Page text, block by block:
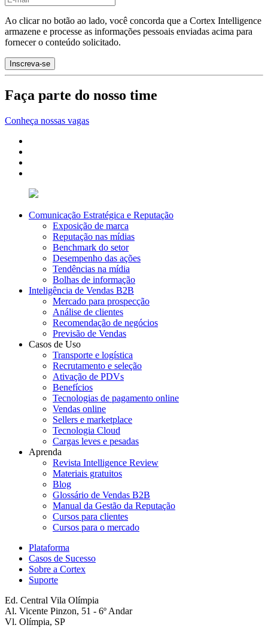
Ao clicar no botão ao lado, você concorda que a Cortex Intelligence
armazene e processe as informações pessoais enviadas acima para
fornecer o conteúdo solicitado.
Faça parte do nosso time
Conheça nossas vagas
Comunicação Estratégica e Reputação
Exposição de marca
Reputação nas mídias
Benchmark do setor
Desempenho das ações
Tendências na mídia
Bolhas de informação
Inteligência de Vendas B2B
Mercado para prospecção
Análise de clientes
Recomendação de negócios
Previsão de Vendas
Casos de Uso
Transporte e logística
Recrutamento e seleção
Ativação de PDVs
Benefícios
Tecnologias de pagamento online
Vendas online
Sellers e marketplace
Tecnologia Cloud
Cargas leves e pesadas
Aprenda
Revista Intelligence Review
Materiais gratuitos
Blog
Glossário de Vendas B2B
Manual da Gestão da Reputação
Cursos para clientes
Cursos para o mercado
Plataforma
Casos de Sucesso
Sobre a Cortex
Suporte
Ed. Central Vila Olímpia
Al. Vicente Pinzon, 51 - 6º Andar
Vl. Olímpia, SP